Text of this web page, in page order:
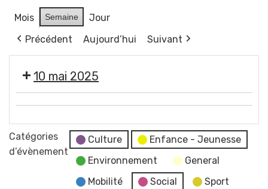
Mois Semaine
Jour
Précédent
Aujourd’hui Suivant
10 mai 2025
Tournage
court-
métrage
Y'avanti
🩱
👙
Catégories
d’évènement
Culture
Enfance - Jeunesse
Environnement
General
Mobilité
Social
Sport